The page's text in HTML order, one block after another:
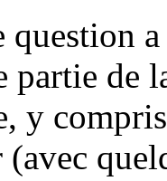
question
partie de
y